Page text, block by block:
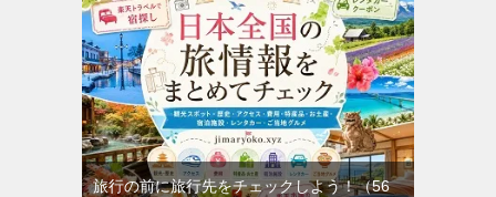
旅行の前に旅行先をチェックしよう！（56